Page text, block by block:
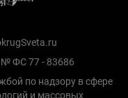
ФС 77 - 83686
по надзору в сфере
и массовых